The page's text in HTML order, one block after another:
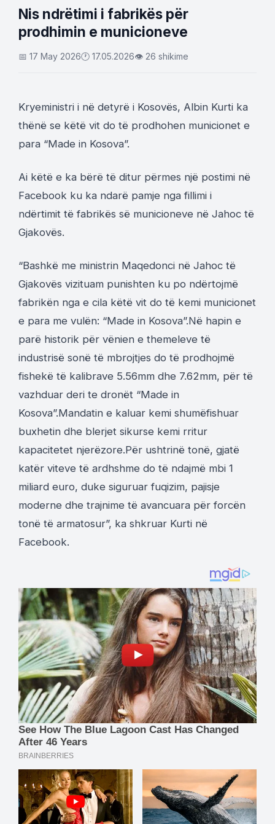
Nis ndrëtimi i fabrikës për
prodhimin e municioneve
📅 17 May 2026🕐 17.05.2026👁 26 shikime
Kryeministri i në detyrë i Kosovës, Albin Kurti ka
thënë se këtë vit do të prodhohen municionet e
para “Made in Kosova”.
Ai këtë e ka bërë të ditur përmes një postimi në
Facebook ku ka ndarë pamje nga fillimi i
ndërtimit të fabrikës së municioneve në Jahoc të
Gjakovës.
“Bashkë me ministrin Maqedonci në Jahoc të
Gjakovës vizituam punishten ku po ndërtojmë
fabrikën nga e cila këtë vit do të kemi municionet
e para me vulën: “Made in Kosova”.Në hapin e
parë historik për vënien e themeleve të
industrisë sonë të mbrojtjes do të prodhojmë
fishekë të kalibrave 5.56mm dhe 7.62mm, për të
vazhduar deri te dronët “Made in
Kosova”.Mandatin e kaluar kemi shumëfishuar
buxhetin dhe blerjet sikurse kemi rritur
kapacitetet njerëzore.Për ushtrinë tonë, gjatë
katër viteve të ardhshme do të ndajmë mbi 1
miliard euro, duke siguruar fuqizim, pajisje
moderne dhe trajnime të avancuara për forcën
tonë të armatosur”, ka shkruar Kurti në
Facebook.